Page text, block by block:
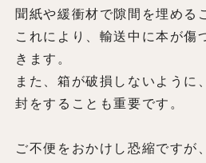
聞紙や緩衝材で隙間を埋める
これにより、輸送中に本が傷
きます。
また、箱が破損しないように
封をすることも重要です。
ご不便をおかけし恐縮ですが